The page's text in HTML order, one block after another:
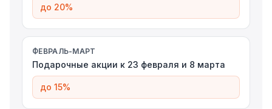
до 20%
ФЕВРАЛЬ-МАРТ
Подарочные акции к 23 февраля и 8 марта
до 15%